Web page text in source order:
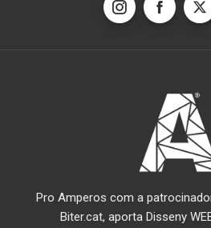
Pro Amperos com a
Biter.cat, aporta Disseny